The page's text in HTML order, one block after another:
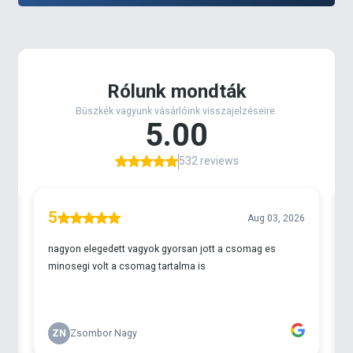
szünetekkel. Minden egyes rándulás a wobbler
ragadozó erőteljes és vehemens rávágása követ.
rendkívül éles és erős BKK horgonyokkal
, amelyek ellenállnak a nagy,
kapitális példányoknak is.